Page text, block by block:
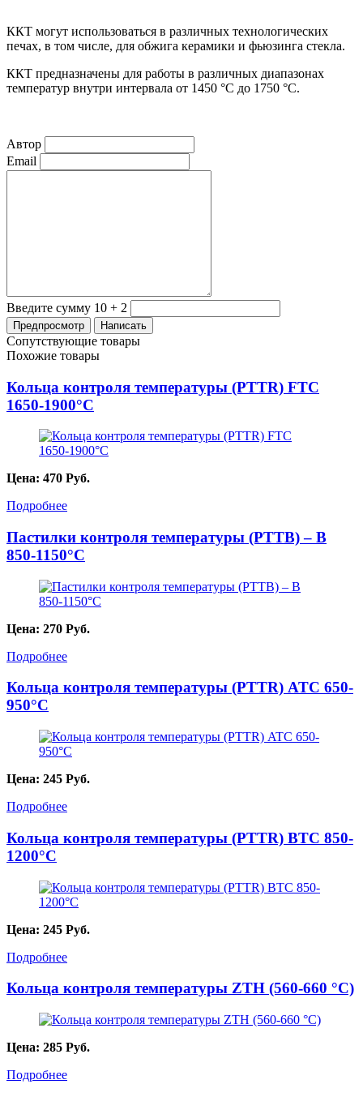
ККТ могут использоваться в различных технологических
печах, в том числе, для обжига керамики и фьюзинга стекла.
ККТ предназначены для работы в различных диапазонах
температур внутри интервала от 1450 °C до 1750 °C.
Автор
Email
Введите сумму 10 + 2
Сопутствующие товары
Похожие товары
Кольца контроля температуры (PTTR) FTC
1650-1900°С
Цена: 470 Руб.
Подробнее
Пастилки контроля температуры (PTTB) – B
850-1150°С
Цена: 270 Руб.
Подробнее
Кольца контроля температуры (PTTR) ATC 650-
950°С
Цена: 245 Руб.
Подробнее
Кольца контроля температуры (PTTR) BTC 850-
1200°С
Цена: 245 Руб.
Подробнее
Кольца контроля температуры ZTH (560-660 °С)
Цена: 285 Руб.
Подробнее